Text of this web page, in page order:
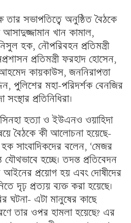
তার সভাপতিত্বে অনুষ্ঠিত বৈঠকে
আসাদুজ্জামান খান কামাল,
হক, নৌপরিবহন প্রতিমন্ত্রী
প্রতিমন্ত্রী ফরহাদ হোসেন,
আহমেদ কায়কাউস, জননিরাপত্তা
পুলিশের মহা-পরিদর্শক বেনজির
প্রতিনিধিরা।
হত্যা ও ইউএনও ওয়াহিদা
বৈঠকে কী আলোচনা হয়েছে-
সাংবাদিকদের বলেন, ‘মেজর
হচ্ছে। তদন্ত প্রতিবেদন
আইনের প্রয়োগ হয় এবং দোষীদের
দৃঢ় প্রত্যয় ব্যক্ত করা হয়েছে।
এটা মানুষের কাছে
তার ওপর হামলা হয়েছে? এর